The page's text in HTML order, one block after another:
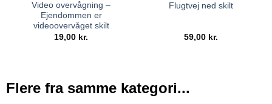
Video overvågning –
Ejendommen er
videoovervåget skilt
19,00 kr.
Flugtvej ned skilt
59,00 kr.
Flere fra samme kategori...